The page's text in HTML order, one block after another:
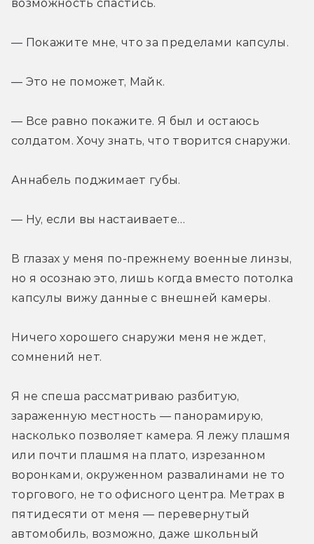
возможность спастись.
— Покажите мне, что за пределами капсулы.
— Это не поможет, Майк.
— Все равно покажите. Я был и остаюсь
солдатом. Хочу знать, что творится снаружи.
Аннабель поджимает губы.
— Ну, если вы настаиваете…
В глазах у меня по-прежнему военные линзы,
но я осознаю это, лишь когда вместо потолка
капсулы вижу данные с внешней камеры.
Ничего хорошего снаружи меня не ждет,
сомнений нет.
Я не спеша рассматриваю разбитую,
зараженную местность — панорамирую,
насколько позволяет камера. Я лежу плашмя
или почти плашмя на плато, изрезанном
воронками, окруженном развалинами не то
торгового, не то офисного центра. Метрах в
пятидесяти от меня — перевернутый
автомобиль, возможно, даже школьный